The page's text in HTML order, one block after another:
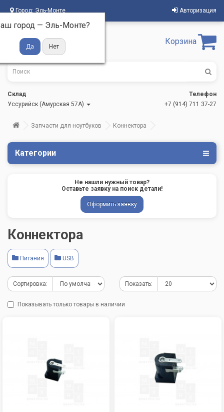
Город: Эль-Монте
город — Эль-Монте?
Авторизация
Корзина
Склад
Уссурийск (Амурская 57А)
Телефон
+7 (914) 711 37-27
Запчасти для ноутбуков Коннектора
Категории
Не нашли нужный товар?
Оставьте заявку на поиск детали!
Оформить заявку
Коннектора
Питания USB
Сортировка: Показать:
Показывать только товары в наличии